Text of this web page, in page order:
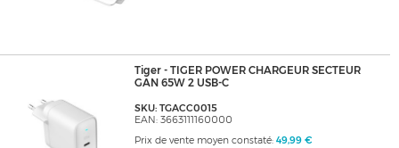
Tiger - TIGER POWER CHARGEUR SECTEUR
GAN 65W 2 USB-C
SKU: TGACC0015
EAN: 3663111160000
Prix de vente moyen constaté: 49,99 €